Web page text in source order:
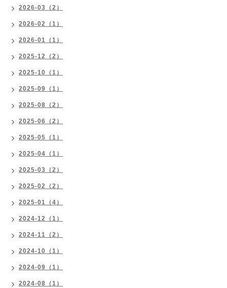
2026-03（2）
2026-02（1）
2026-01（1）
2025-12（2）
2025-10（1）
2025-09（1）
2025-08（2）
2025-06（2）
2025-05（1）
2025-04（1）
2025-03（2）
2025-02（2）
2025-01（4）
2024-12（1）
2024-11（2）
2024-10（1）
2024-09（1）
2024-08（1）